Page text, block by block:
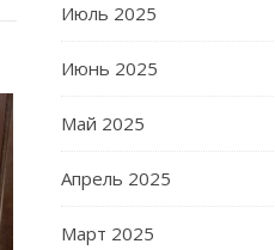
Июль 2025
Июнь 2025
Май 2025
Апрель 2025
Март 2025